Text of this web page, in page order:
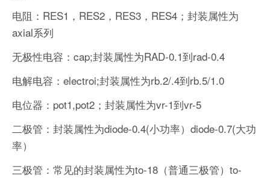
电阻：RES1，RES2，RES3，RES4；封装属性为
axial系列
无极性电容：cap;封装属性为RAD-0.1到rad-0.4
电解电容：electroi;封装属性为rb.2/.4到rb.5/1.0
电位器：pot1,pot2；封装属性为vr-1到vr-5
二极管：封装属性为diode-0.4(小功率）diode-0.7(大功
率）
三极管：常见的封装属性为to-18（普通三极管）to-